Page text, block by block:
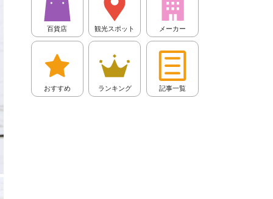
百貨店 観光スポット メーカー
おすすめ ランキング 記事一覧